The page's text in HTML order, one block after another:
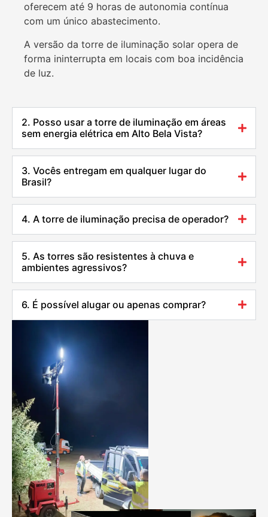
oferecem até 9 horas de autonomia contínua
com um único abastecimento.
A versão da torre de iluminação solar opera de
forma ininterrupta em locais com boa incidência
de luz.
2. Posso usar a torre de iluminação em áreas
sem energia elétrica em Alto Bela Vista?
3. Vocês entregam em qualquer lugar do
Brasil?
4. A torre de iluminação precisa de operador?
5. As torres são resistentes à chuva e
ambientes agressivos?
6. É possível alugar ou apenas comprar?